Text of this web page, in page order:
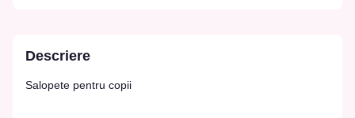
Descriere
Salopete pentru copii